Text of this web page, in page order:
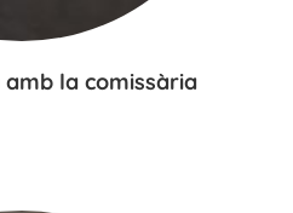
la comissària